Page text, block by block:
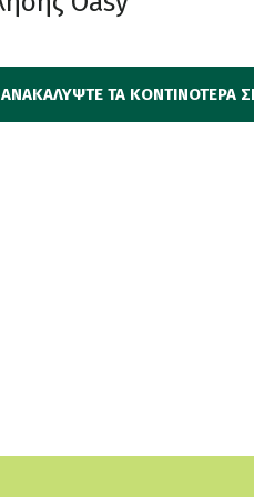
ΑΝΑΚΑΛΥΨΤΕ ΤΑ ΚΟΝΤΙΝΟΤΕΡΑ